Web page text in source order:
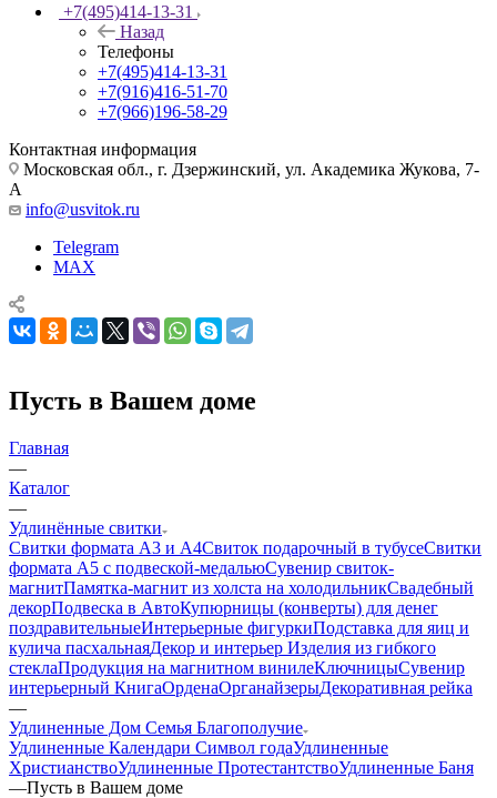
+7(495)414-13-31
Назад
Телефоны
+7(495)414-13-31
+7(916)416-51-70
+7(966)196-58-29
Контактная информация
Московская обл., г. Дзержинский, ул. Академика Жукова, 7-
А
info@usvitok.ru
Telegram
MAX
Пусть в Вашем доме
Главная
—
Каталог
—
Удлинённые свитки
Свитки формата А3 и А4Свиток подарочный в тубусеСвитки
формата А5 с подвеской-медальюСувенир свиток-
магнитПамятка-магнит из холста на холодильникСвадебный
декорПодвеска в АвтоКупюрницы (конверты) для денег
поздравительныеИнтерьерные фигуркиПодставка для яиц и
кулича пасхальнаяДекор и интерьер Изделия из гибкого
стеклаПродукция на магнитном винилеКлючницыСувенир
интерьерный КнигаОрденаОрганайзерыДекоративная рейка
—
Удлиненные Дом Семья Благополучие
Удлиненные Календари Символ годаУдлиненные
ХристианствоУдлиненные ПротестантствоУдлиненные Баня
—Пусть в Вашем доме